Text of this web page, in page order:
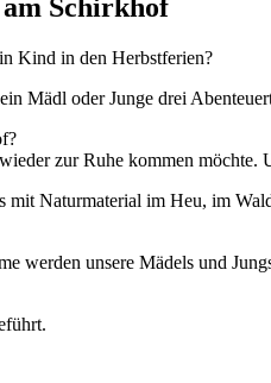
Schirkhof
Kind in den Herbstferien?
Mädl oder Junge drei
zur Ruhe kommen möchte.
Naturmaterial im Heu, im
werden unsere Mädels und